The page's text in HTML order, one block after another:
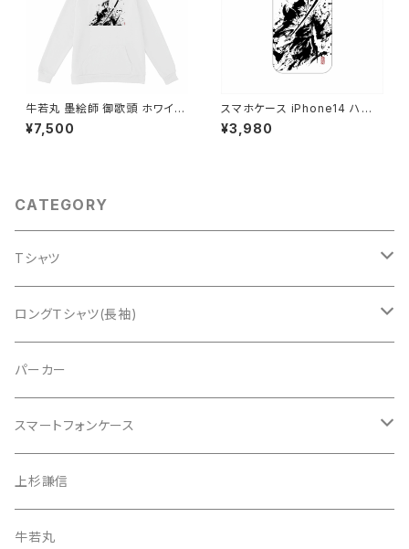
牛若丸 墨絵師 御歌頭 ホワイト
パーカー 白 男女兼用
¥7,500
スマホケース iPhone14 ハード
カバーケース iPhone用 墨絵師
御歌頭氏が描いた 戦国武将 牛
¥3,980
CATEGORY
Tシャツ
真田幸村
伊達政宗
織田信長
上杉謙信
牛若丸（源義経）
ロングＴシャツ(長袖)
上杉謙信
牛若丸
織田信長
真田幸村
パーカー
スマートフォンケース
iPhone 13 Pro Max
iPhone 13 Pro
上杉謙信
牛若丸